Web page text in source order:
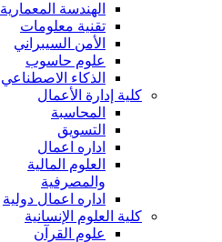
الهندسة المعمارية
تقنية معلومات
الأمن السيبراني
علوم حاسوب
الذكاء الاصطناعي
كلية إدارة الأعمال
المحاسبة
التسويق
اداره اعمال
العلوم المالية
والمصرفية
اداره اعمال دولية
كلية العلوم الإنسانية
علوم القرآن